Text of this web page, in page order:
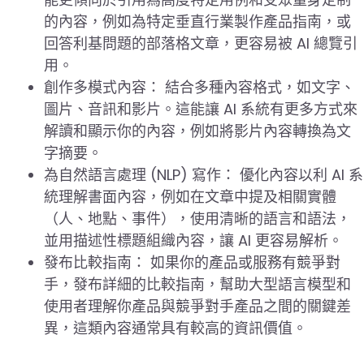
的內容，例如為特定垂直行業製作產品指南，或
回答利基問題的部落格文章，更容易被 AI 總覽引
用。
創作多模式內容： 結合多種內容格式，如文字、
圖片、音訊和影片。這能讓 AI 系統有更多方式來
解讀和顯示你的內容，例如將影片內容轉換為文
字摘要。
為自然語言處理 (NLP) 寫作： 優化內容以利 AI 系
統理解書面內容，例如在文章中提及相關實體
（人、地點、事件），使用清晰的語言和語法，
並用描述性標題組織內容，讓 AI 更容易解析。
發布比較指南： 如果你的產品或服務有競爭對
手，發布詳細的比較指南，幫助大型語言模型和
使用者理解你產品與競爭對手產品之間的關鍵差
異，這類內容通常具有較高的資訊價值。